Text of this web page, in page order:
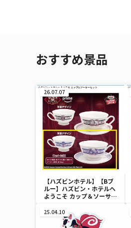
おすすめ景品
26.07.07
【ハズビンホテル】【Bブ
ルー】ハズビン・ホテルへ
ようこそ カップ＆ソーサー
25.04.10